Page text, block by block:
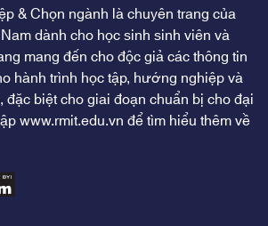
& Chọn ngành là chuyên trang của
dành cho học sinh sinh viên và
mang đến cho độc giả các thông tin
hành trình học tập, hướng nghiệp và
đặc biệt cho giai đoạn chuẩn bị cho đại
www.rmit.edu.vnđể tìm hiểu thêm về